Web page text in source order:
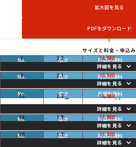
拡大図を見る
PDFをダウンロード
サイズと料金・申込み
1 2.2畳 14,080円
3 2.1畳 13,530円
13 2.3畳 14,080円
16 1.9畳 11,880円
20 1.7畳 11,330円